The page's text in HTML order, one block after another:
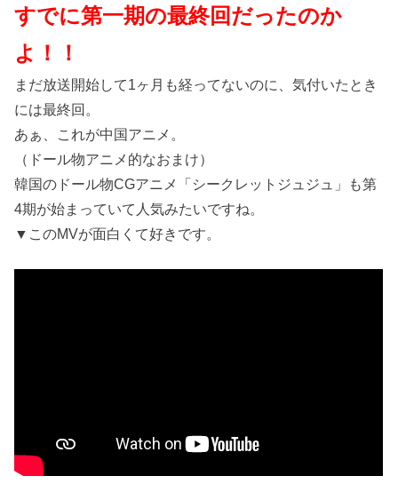
すでに第一期の最終回だったのか
よ！！
まだ放送開始して1ヶ月も経ってないのに、気付いたとき
には最終回。
あぁ、これが中国アニメ。
（ドール物アニメ的なおまけ）
韓国のドール物CGアニメ「シークレットジュジュ」も第
4期が始まっていて人気みたいですね。
▼このMVが面白くて好きです。